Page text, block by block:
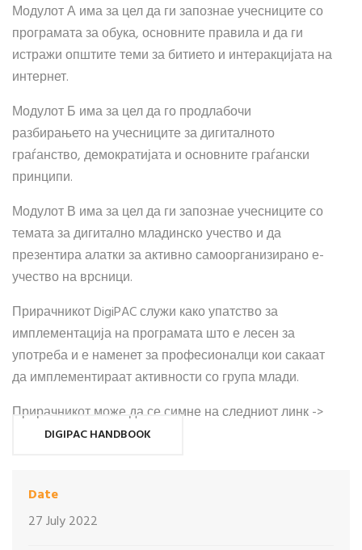
Модулот А има за цел да ги запознае учесниците со
програмата за обука, основните правила и да ги
истражи општите теми за битието и интеракцијата на
интернет.
Модулот Б има за цел да го продлабочи
разбирањето на учесниците за дигиталното
граѓанство, демократијата и основните граѓански
принципи.
Модулот В има за цел да ги запознае учесниците со
темата за дигитално младинско учество и да
презентира алатки за активно самоорганизирано е-
учество на врсници.
Прирачникот DigiPAC служи како упатство за
имплементација на програмата што е лесен за
употреба и е наменет за професионалци кои сакаат
да имплементираат активности со група млади.
Прирачникот може да се симне на следниот линк ->
DIGIPAC HANDBOOK
Date
27 July 2022